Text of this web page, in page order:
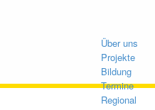
Über uns
Projekte
Bildung
Termine
Regional